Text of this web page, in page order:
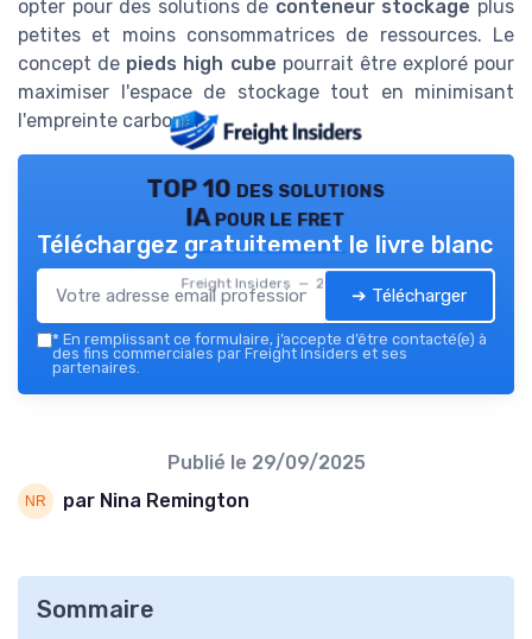
opter pour des solutions de conteneur stockage plus
petites et moins consommatrices de ressources. Le
concept de pieds high cube pourrait être exploré pour
maximiser l'espace de stockage tout en minimisant
l'empreinte carbone.
TOP 10 des solutions
IA pour le fret
Freight Insiders — 2026
Téléchargez gratuitement le livre blanc
➔ Télécharger
* En remplissant ce formulaire, j’accepte d’être contacté(e) à
des fins commerciales par Freight Insiders et ses
partenaires.
Publié le 29/09/2025
par Nina Remington
Sommaire